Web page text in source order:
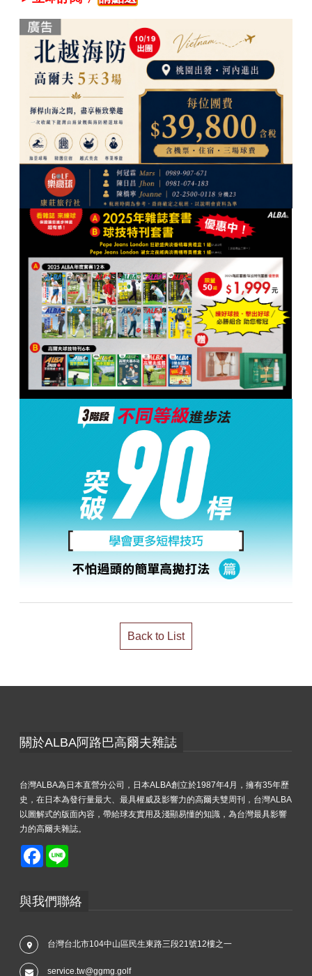
Back to List
關於ALBA阿路巴高爾夫雜誌
台灣ALBA為日本直營分公司，日本ALBA創立於1987年4月，擁有35年歷
史，在日本為發行量最大、最具權威及影響力的高爾夫雙周刊，台灣ALBA
以圖解式的版面內容，帶給球友實用及淺顯易懂的知識，為台灣最具影響
力的高爾夫雜誌。
Facebook
與我們聯絡
台灣台北市104中山區民生東路三段21號12樓之一
service.tw@ggmg.golf